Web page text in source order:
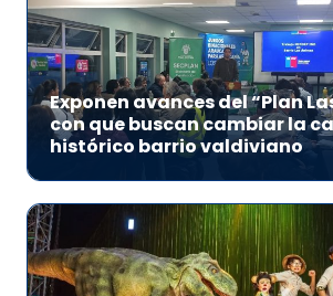
Exponen avances del “Plan
con que buscan cambiar la
histórico barrio valdiviano